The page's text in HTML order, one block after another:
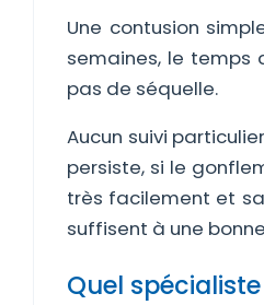
Une contusion
semaines, le temps
pas de séquelle.
Aucun suivi
persiste, si le
très facilement et
suffisent à une
Quel